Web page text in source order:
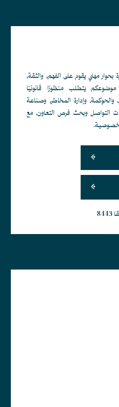
بحوار مهني يقوم على الفهم، والثقة،
موضوعكم يتطلب منظورًا قانونيًا
والحوكمة، وإدارة المخاطر، وصناعة
التواصل وبحث فرص التعاون، مع